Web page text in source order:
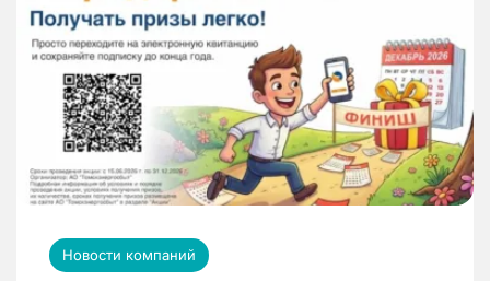
Новости компаний